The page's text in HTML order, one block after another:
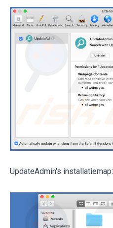
UpdateAdmin's installatiemap: